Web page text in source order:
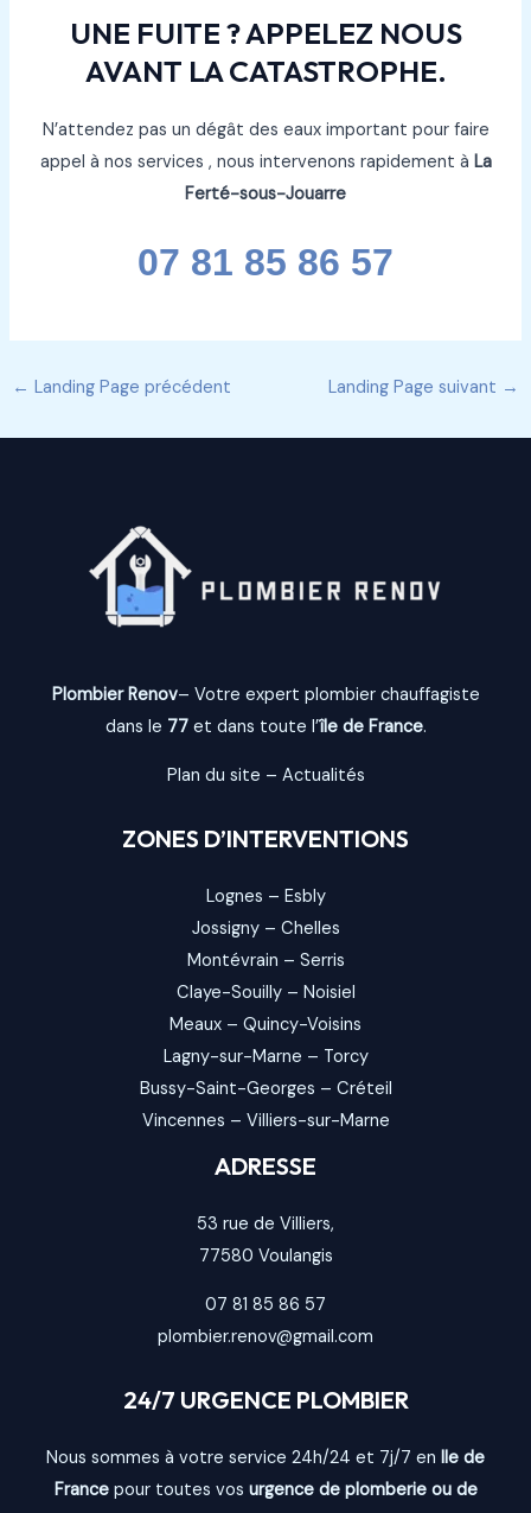
UNE FUITE ? APPELEZ NOUS
AVANT LA CATASTROPHE.
N’attendez pas un dégât des eaux important pour faire
appel à nos services , nous intervenons rapidement à La
Ferté-sous-Jouarre
07 81 85 86 57
← Landing Page précédent Landing Page suivant →
Plombier Renov– Votre expert plombier chauffagiste
dans le 77et dans toute l’île de France.
Plan du site – Actualités
ZONES D’INTERVENTIONS
Lognes – Esbly
Jossigny– Chelles
Montévrain – Serris
Claye-Souilly– Noisiel
Meaux – Quincy-Voisins
Lagny-sur-Marne – Torcy
Bussy-Saint-Georges – Créteil
Vincennes – Villiers-sur-Marne
ADRESSE
53 rue de Villiers,
77580 Voulangis
07 81 85 86 57
plombier.renov@gmail.com
24/7 URGENCE PLOMBIER
Nous sommes à votre service 24h/24 et 7j/7 en Ile de
Francepour toutes vos urgence de plomberie ou de